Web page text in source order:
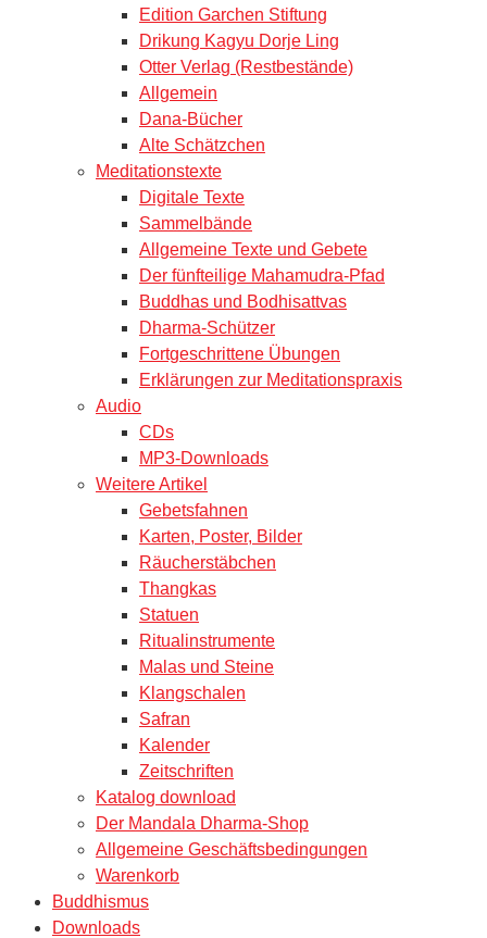
Edition Garchen Stiftung
Drikung Kagyu Dorje Ling
Otter Verlag (Restbestände)
Allgemein
Dana-Bücher
Alte Schätzchen
Meditationstexte
Digitale Texte
Sammelbände
Allgemeine Texte und Gebete
Der fünfteilige Mahamudra-Pfad
Buddhas und Bodhisattvas
Dharma-Schützer
Fortgeschrittene Übungen
Erklärungen zur Meditationspraxis
Audio
CDs
MP3-Downloads
Weitere Artikel
Gebetsfahnen
Karten, Poster, Bilder
Räucherstäbchen
Thangkas
Statuen
Ritualinstrumente
Malas und Steine
Klangschalen
Safran
Kalender
Zeitschriften
Katalog download
Der Mandala Dharma-Shop
Allgemeine Geschäftsbedingungen
Warenkorb
Buddhismus
Downloads